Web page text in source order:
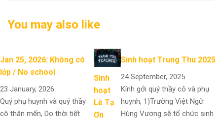
You may also like
Jan 25, 2026: Không có
lớp / No school
23 January, 2026
Quý phụ huynh và quý thầy
cô thân mến, Do thời tiết
Sinh
hoạt
Lễ Tạ
Ơn
Sinh hoạt Trung Thu 2025
24 September, 2025
Kính gởi quý thầy cô và phụ
huynh, 1)Trường Việt Ngữ
Hùng Vương sẽ tổ chức sinh